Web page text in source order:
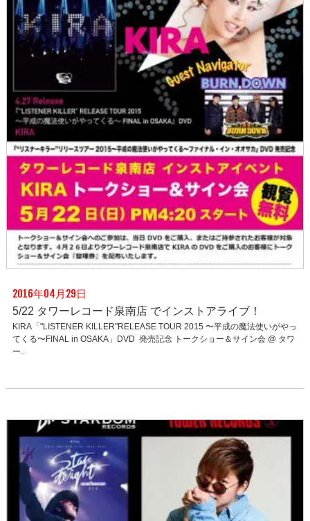
2016年04月29日
5/22 タワーレコード泉南店 でインストアライブ！
KIRA「"LISTENER KILLER"RELEASE TOUR 2015 〜平成の魔法使いがやっ
てくる〜FINAL in OSAKA」DVD 発売記念 トークショー＆サイン会 @ タワ
ー..